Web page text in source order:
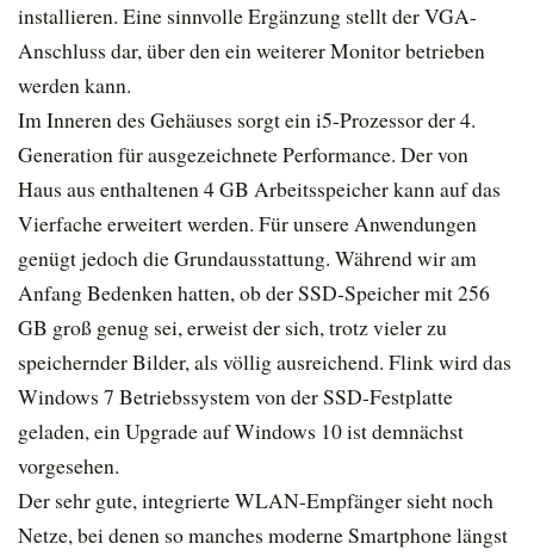
installieren. Eine sinnvolle Ergänzung stellt der VGA-
Anschluss dar, über den ein weiterer Monitor betrieben
werden kann.
Im Inneren des Gehäuses sorgt ein i5-Prozessor der 4.
Generation für ausgezeichnete Performance. Der von
Haus aus enthaltenen 4 GB Arbeitsspeicher kann auf das
Vierfache erweitert werden. Für unsere Anwendungen
genügt jedoch die Grundausstattung. Während wir am
Anfang Bedenken hatten, ob der SSD-Speicher mit 256
GB groß genug sei, erweist der sich, trotz vieler zu
speichernder Bilder, als völlig ausreichend. Flink wird das
Windows 7 Betriebssystem von der SSD-Festplatte
geladen, ein Upgrade auf Windows 10 ist demnächst
vorgesehen.
Der sehr gute, integrierte WLAN-Empfänger sieht noch
Netze, bei denen so manches moderne Smartphone längst